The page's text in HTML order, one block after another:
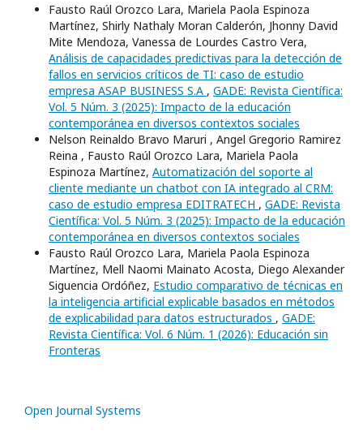
Fausto Raúl Orozco Lara, Mariela Paola Espinoza
Martínez, Shirly Nathaly Moran Calderón, Jhonny David
Mite Mendoza, Vanessa de Lourdes Castro Vera,
Análisis de capacidades predictivas para la detección de
fallos en servicios críticos de TI: caso de estudio
empresa ASAP BUSINESS S.A , GADE: Revista Científica:
Vol. 5 Núm. 3 (2025): Impacto de la educación
contemporánea en diversos contextos sociales
Nelson Reinaldo Bravo Maruri , Angel Gregorio Ramirez
Reina , Fausto Raúl Orozco Lara, Mariela Paola
Espinoza Martínez, Automatización del soporte al
cliente mediante un chatbot con IA integrado al CRM:
caso de estudio empresa EDITRATECH , GADE: Revista
Científica: Vol. 5 Núm. 3 (2025): Impacto de la educación
contemporánea en diversos contextos sociales
Fausto Raúl Orozco Lara, Mariela Paola Espinoza
Martínez, Mell Naomi Mainato Acosta, Diego Alexander
Siguencia Ordóñez, Estudio comparativo de técnicas en
la inteligencia artificial explicable basados en métodos
de explicabilidad para datos estructurados , GADE:
Revista Científica: Vol. 6 Núm. 1 (2026): Educación sin
Fronteras
Open Journal Systems